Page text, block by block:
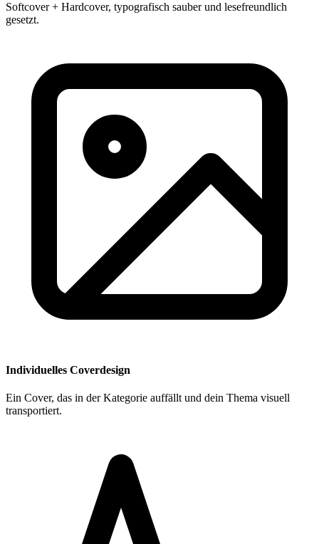
Softcover + Hardcover, typografisch sauber und lesefreundlich
gesetzt.
Individuelles Coverdesign
Ein Cover, das in der Kategorie auffällt und dein Thema visuell
transportiert.